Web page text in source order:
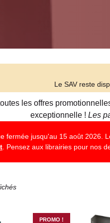
Le SAV reste
les offres
exceptionnelle ! Les
fermée jusqu'au 15 août 2026.
. Pensez aux librairies pour nos
PROMO !